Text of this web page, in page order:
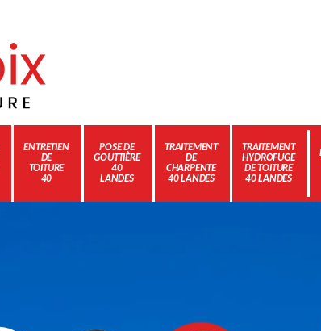
ENTRETIEN
DE
TOITURE
40
POSE DE
GOUTTIÈRE
40
LANDES
TRAITEMENT
DE
CHARPENTE
40 LANDES
TRAITEMENT
HYDROFUGE
DE TOITURE
40 LANDES